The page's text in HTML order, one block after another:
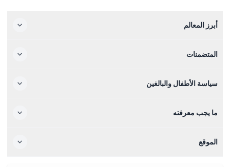
أبرز المعالم
المتضمنات
سياسة الأطفال والبالغين
ما يجب معرفته
الموقع